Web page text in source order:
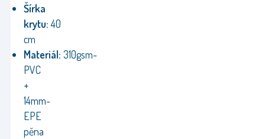
Šírka
krytu:40
cm
Materiál: 310gsm-
PVC
+
14mm-
EPE
pěna